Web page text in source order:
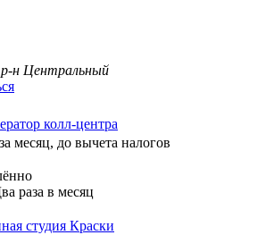
н Центральный
колл-центра
за месяц, до вычета налогов
раза в месяц
студия Краски